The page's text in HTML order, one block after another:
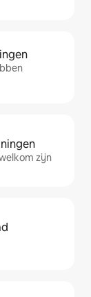
zijn